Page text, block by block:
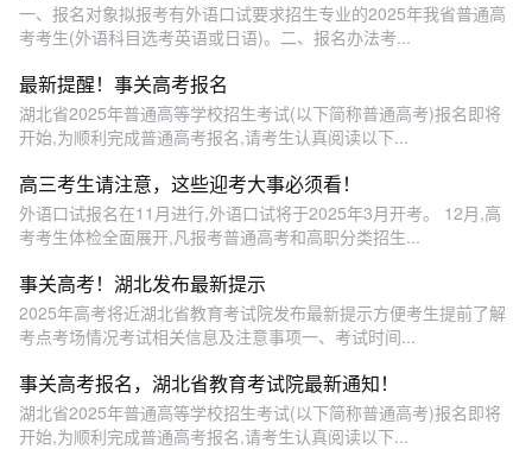
一、报名对象拟报考有外语口试要求招生专业的2025年我省普通高
考考生(外语科目选考英语或日语)。二、报名办法考...
最新提醒！事关高考报名
湖北省2025年普通高等学校招生考试(以下简称普通高考)报名即将
开始,为顺利完成普通高考报名,请考生认真阅读以下...
高三考生请注意，这些迎考大事必须看！
外语口试报名在11月进行,外语口试将于2025年3月开考。 12月,高
考考生体检全面展开,凡报考普通高考和高职分类招生...
事关高考！湖北发布最新提示
2025年高考将近湖北省教育考试院发布最新提示方便考生提前了解
考点考场情况考试相关信息及注意事项一、考试时间...
事关高考报名，湖北省教育考试院最新通知！
湖北省2025年普通高等学校招生考试(以下简称普通高考)报名即将
开始,为顺利完成普通高考报名,请考生认真阅读以下...